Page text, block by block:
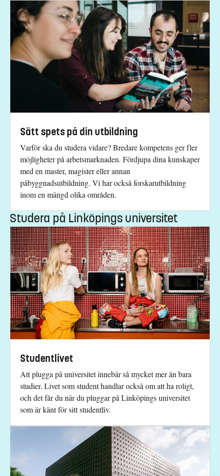
Sätt spets på din utbildning
Varför ska du studera vidare? Bredare kompetens ger fler
möjligheter på arbetsmarknaden. Fördjupa dina kunskaper
med en master, magister eller annan
påbyggnadsutbildning. Vi har också forskarutbildning
inom en mängd olika områden.
Studera på Linköpings universitet
Studentlivet
Att plugga på universitet innebär så mycket mer än bara
studier. Livet som student handlar också om att ha roligt,
och det får du när du pluggar på Linköpings universitet
som är känt för sitt studentliv.